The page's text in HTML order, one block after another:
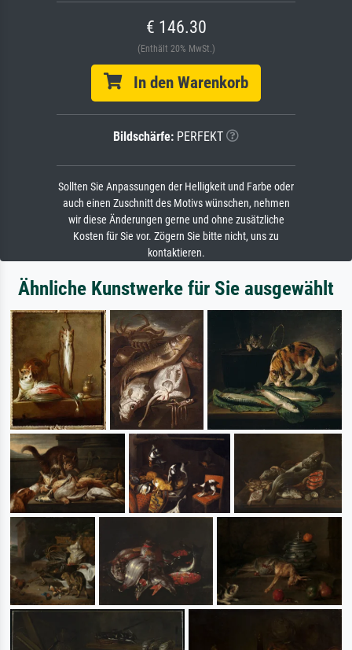
€ 146.30
(Enthält 20% MwSt.)
In den Warenkorb
Bildschärfe: PERFEKT
Sollten Sie Anpassungen der Helligkeit und Farbe oder
auch einen Zuschnitt des Motivs wünschen, nehmen
wir diese Änderungen gerne und ohne zusätzliche
Kosten für Sie vor. Zögern Sie bitte nicht, uns zu
kontaktieren.
Ähnliche Kunstwerke für Sie ausgewählt